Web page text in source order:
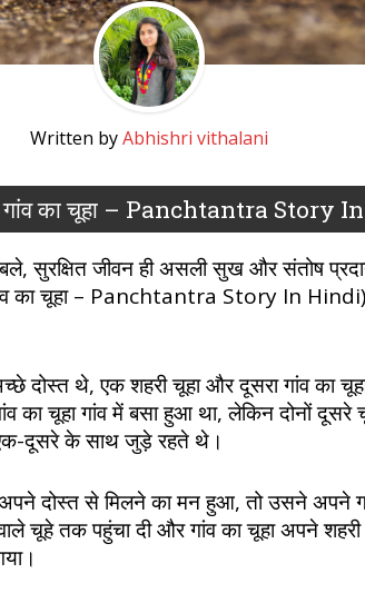
Written byAbhishri vithalani
गांव का चूहा – Panchtantra Story
सुरक्षित जीवन ही असली सुख और संतोष
का चूहा – Panchtantra Story In
दोस्त थे, एक शहरी चूहा और दूसरा गांव का
का चूहा गांव में बसा हुआ था, लेकिन दोनों दूसरे
दूसरे के साथ जुड़े रहते थे।
दोस्त से मिलने का मन हुआ, तो उसने अपने
चूहे तक पहुंचा दी और गांव का चूहा अपने